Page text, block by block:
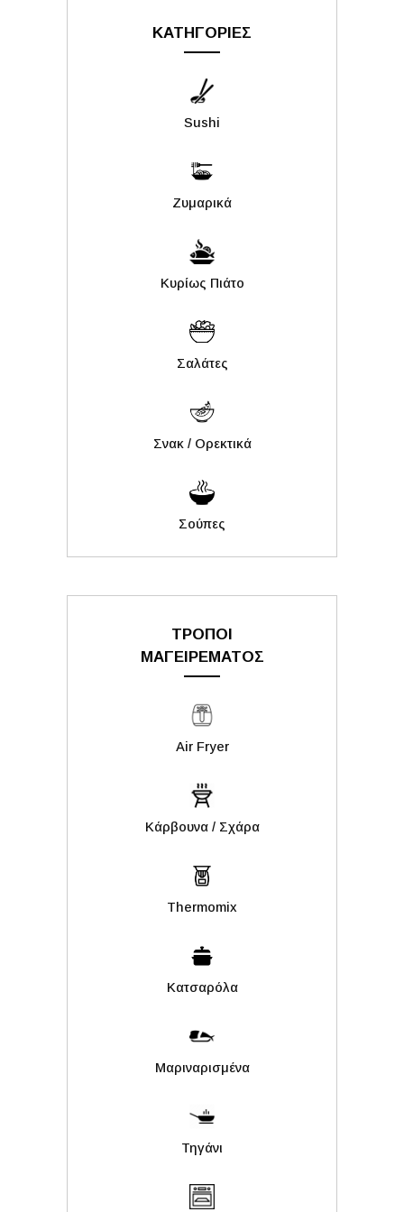
ΚΑΤΗΓΟΡΙΕΣ
Sushi
Ζυμαρικά
Κυρίως Πιάτο
Σαλάτες
Σνακ / Ορεκτικά
Σούπες
ΤΡΟΠΟΙ
ΜΑΓΕΙΡΕΜΑΤΟΣ
Air Fryer
Kάρβουνα / Σχάρα
Thermomix
Κατσαρόλα
Μαριναρισμένα
Τηγάνι